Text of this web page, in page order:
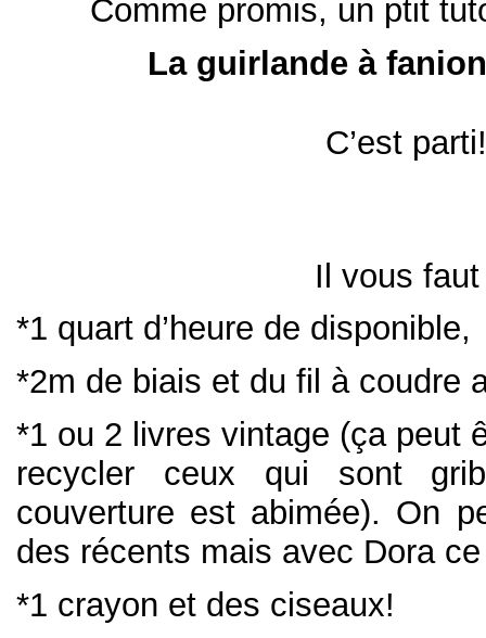
Comme promis, un ptit
La guirlande à
C’est
Il vous
*1 quart d’heure de disponible,
*2m de biais et du fil à coudre
*1 ou 2 livres vintage (ça peut
recycler ceux qui sont
couverture est abimée). On
des récents mais avec Dora
*1 crayon et des ciseaux!